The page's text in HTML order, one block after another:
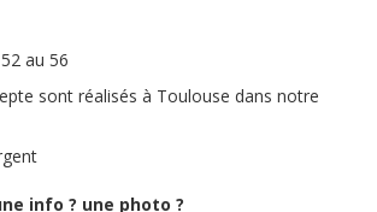
au 56
sont réalisés à Toulouse dans notre
info ? une photo ?